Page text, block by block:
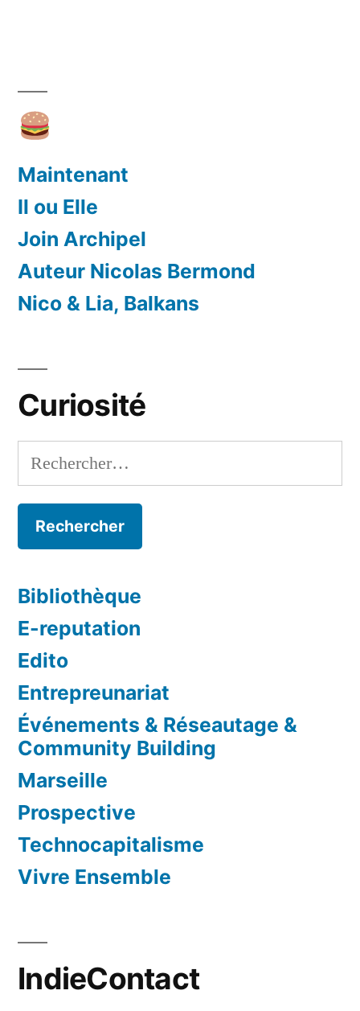
Maintenant
Il ou Elle
Join Archipel
Auteur Nicolas Bermond
Nico & Lia, Balkans
Curiosité
Rechercher :
Bibliothèque
E-reputation
Edito
Entrepreunariat
Événements & Réseautage &
Community Building
Marseille
Prospective
Technocapitalisme
Vivre Ensemble
IndieContact